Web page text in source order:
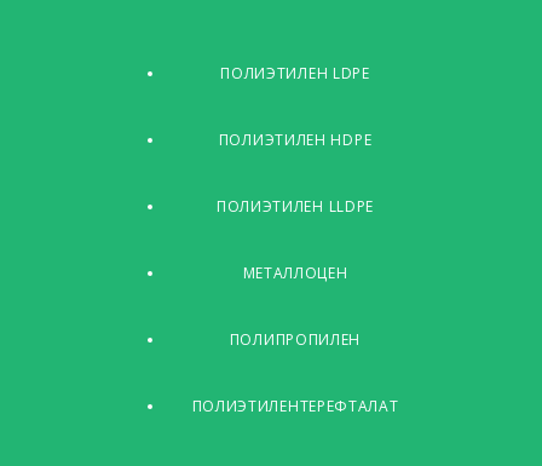
ПОЛИЭТИЛЕН LDPE
ПОЛИЭТИЛЕН HDPE
ПОЛИЭТИЛЕН LLDPE
МЕТАЛЛОЦЕН
ПОЛИПРОПИЛЕН
ПОЛИЭТИЛЕНТЕРЕФТАЛАТ